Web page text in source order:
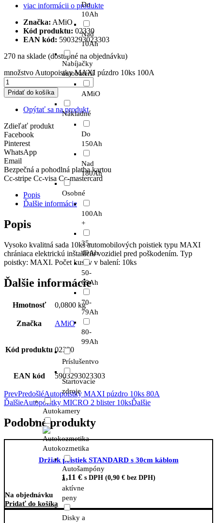
Do
10Ah
Nad
10Ah
Nabíjačky
autobatérií
AMiO
Nákladné
Do
150Ah
Nad
180Ah
Osobné
100Ah
+
35-
49Ah
50-
69Ah
70-
79Ah
80-
99Ah
Príslušentvo
Štartovacie
zdroje
Autokamery
Autokozmetika
Autošampóny
a
aktívne
peny
Disky a
viac informácii o produkte
Značka: AMiO
Kód produktu: 02330
EAN kód: 5903293023303
270 na sklade (dostupné na objednávku)
množstvo Autopoistky MAXI púzdro 10ks 100A
Pridať do košíka
Opýtať sa na produkt
Zdieľať produkt
Facebook
Pinterest
WhatsApp
Email
Bezpečná a pohodlná platba kartou
Cc-stripe Cc-visa Cc-mastercard
Popis
Ďalšie informácie
Popis
Vysoko kvalitná sada 10ks automobilových poistiek typu MAXI
chrániaca elektrickú inštaláciu vozidiel pred poškodením. Typ
poistky: MAXI. Počet kusov v balení: 10ks
Ďalšie informácie
Hmotnosť 0,0800 kg
Značka AMiO
Kód produktu 02330
EAN kód 5903293023303
PrevPredošléAutopoistky MAXI púzdro 10ks 80A
ĎalšieAutopoistky MICRO 2 blister 10ksĎalšie
Podobné produkty
Držiak poistiek STANDARD s 30cm káblom
1,11 € s DPH (0,90 € bez DPH)
Na objednávku
Pridať do košíka